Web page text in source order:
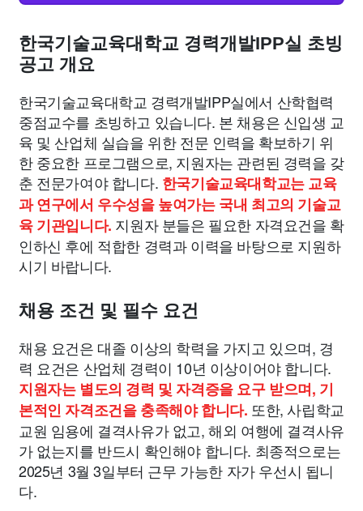
한국기술교육대학교 경력개발IPP실 초빙
공고 개요
한국기술교육대학교 경력개발IPP실에서 산학협력
중점교수를 초빙하고 있습니다. 본 채용은 신입생 교
육 및 산업체 실습을 위한 전문 인력을 확보하기 위
한 중요한 프로그램으로, 지원자는 관련된 경력을 갖
춘 전문가여야 합니다. 한국기술교육대학교는 교육
과 연구에서 우수성을 높여가는 국내 최고의 기술교
육 기관입니다. 지원자 분들은 필요한 자격요건을 확
인하신 후에 적합한 경력과 이력을 바탕으로 지원하
시기 바랍니다.
채용 조건 및 필수 요건
채용 요건은 대졸 이상의 학력을 가지고 있으며, 경
력 요건은 산업체 경력이 10년 이상이어야 합니다.
지원자는 별도의 경력 및 자격증을 요구 받으며, 기
본적인 자격조건을 충족해야 합니다. 또한, 사립학교
교원 임용에 결격사유가 없고, 해외 여행에 결격사유
가 없는지를 반드시 확인해야 합니다. 최종적으로는
2025년 3월 3일부터 근무 가능한 자가 우선시 됩니
다.